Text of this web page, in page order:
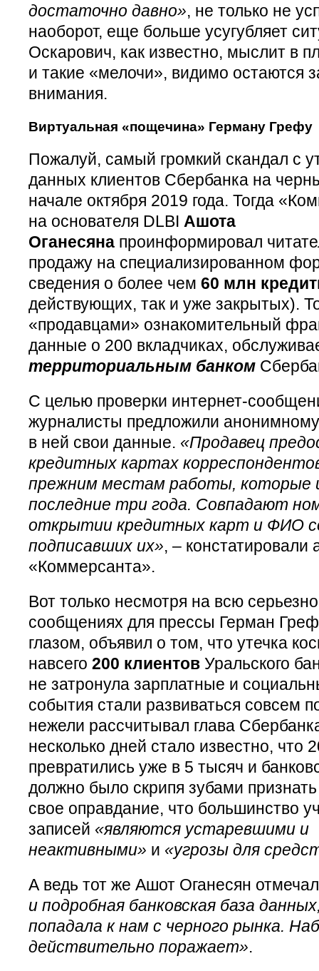
достаточно давно», не только не
наоборот, еще больше усугубляет
Оскарович, как известно, мыслит в
и такие «мелочи», видимо остаются
внимания.
Виртуальная «пощечина» Герману Грефу
Пожалуй, самый громкий скандал с
данных клиентов Сбербанка на
начале октября 2019 года. Тогда
на основателя DLBI Ашота
Оганесяна проинформировал
продажу на специализированном
сведения о более чем 60 млн
действующих, так и уже закрытых).
«продавцами» ознакомительный
данные о 200 вкладчиках,
территориальным банком
С целью проверки интернет-
журналисты предложили
в ней свои данные. «Продавец
кредитных картах
прежним местам работы, которые
последние три года. Совпадают
открытии кредитных карт и ФИО
подписавших их», – констатировали
«Коммерсанта».
Вот только несмотря на всю
сообщениях для прессы Герман
глазом, объявил о том, что утечка
навсего 200 клиентов Уральского
не затронула зарплатные и
события стали развиваться совсем
нежели рассчитывал глава
несколько дней стало известно, что
превратились уже в 5 тысяч и
должно было скрипя зубами
свое оправдание, что большинство
записей «являются устаревшими и
неактивными» и «угрозы для
А ведь тот же Ашот Оганесян
и подробная банковская база
попадала к нам с черного рынка.
действительно поражает».